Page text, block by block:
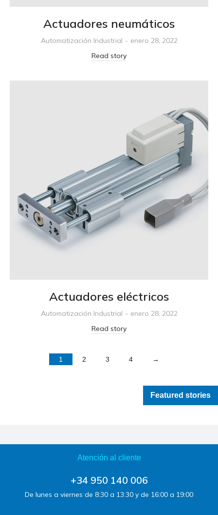
Actuadores neumáticos
Automatización Industrial
enero 28, 2022
Read story
Actuadores eléctricos
Automatización Industrial
enero 28, 2022
Read story
1 2 3 4 →
Featured stories
Atención al cliente
+34 950 140 006
De lunes a viernes de 8:30 a 13:30 y de 16:00 a 19:00